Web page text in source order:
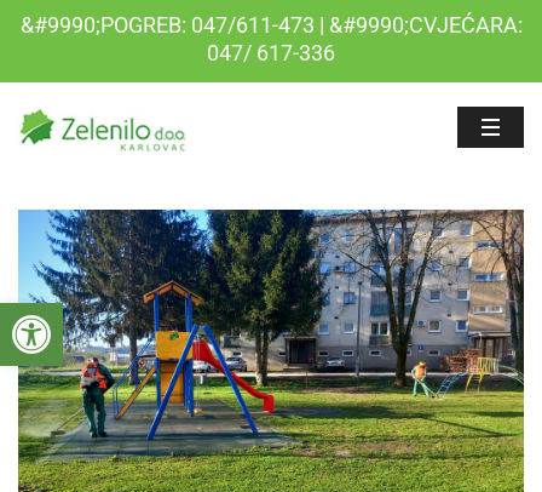
Open toolbar
&#9990;POGREB: 047/611-473 | &#9990;CVJEĆARA:
047/ 617-336